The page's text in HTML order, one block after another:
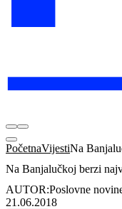
PočetnaVijestiNa
Na Banjalučkoj berzi
AUTOR:Poslovne
21.06.2018